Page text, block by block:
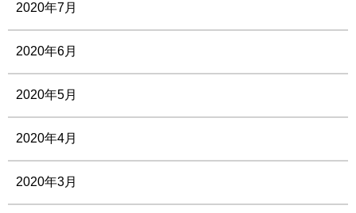
2020年7月
2020年6月
2020年5月
2020年4月
2020年3月